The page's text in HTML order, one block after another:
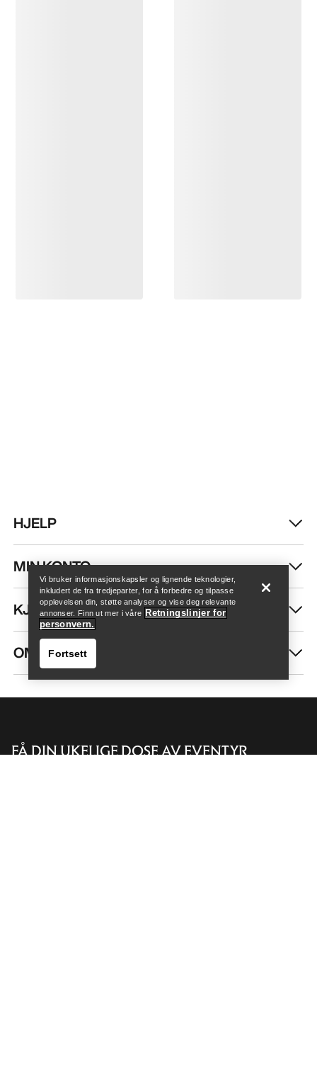
Finn butikk Help
Finn butikk
HJELP
MIN KONTO
KJØP MER
OM OSS
FÅ DIN UKELIGE DOSE AV EVENTYR
Vi bruker informasjonskapsler og lignende teknologier,
inkludert de fra tredjeparter, for å forbedre og tilpasse
opplevelsen din, støtte analyser og vise deg relevante
annonser. Finn ut mer i våre Retningslinjer for
personvern.
Fortsett